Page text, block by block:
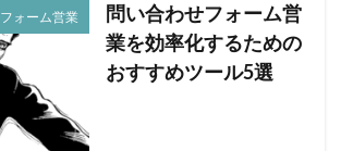
フォーム営業
問い合わせフォーム営
業を効率化するための
おすすめツール5選